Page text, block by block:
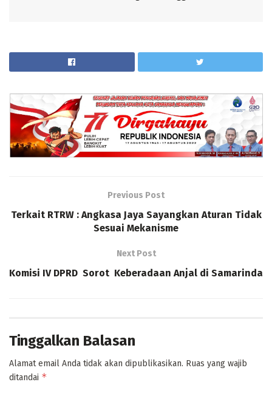
Previous Post
Terkait RTRW : Angkasa Jaya Sayangkan Aturan Tidak
Sesuai Mekanisme
Next Post
Komisi IV DPRD Sorot Keberadaan Anjal di Samarinda
Tinggalkan Balasan
Alamat email Anda tidak akan dipublikasikan. Ruas yang wajib
ditandai *